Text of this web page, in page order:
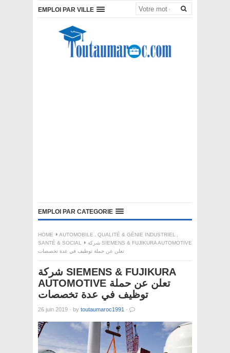
EMPLOI PAR VILLE
EMPLOI PAR CATEGORIE
HOME AUTOMOBILE , QUALITÉ & GÉNIE INDUSTRIEL ,
SANTÉ & SOCIAL
شركة SIEMENS & FUJIKURA AUTOMOTIVE
تعلن عن حملة توظيف في عدة تخصصات
شركة SIEMENS & FUJIKURA
AUTOMOTIVE تعلن عن حملة
توظيف في عدة تخصصات
26 juin 2019 · by toutaumaroc1991 ·